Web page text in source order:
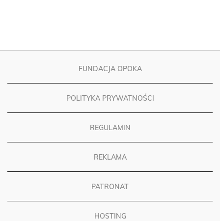
FUNDACJA OPOKA
POLITYKA PRYWATNOŚCI
REGULAMIN
REKLAMA
PATRONAT
HOSTING